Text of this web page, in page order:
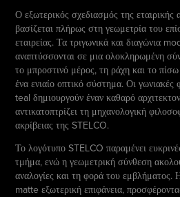
Ο εξωτερικός σχεδιασμός της
βασίζεται πλήρως στη γεωμετρία του
εταιρείας. Τα τριγωνικά και διαγώνια
αναπτύσσονται σε μια ολοκληρωμένη
το μπροστινό μέρος, τη ράχη και το
ένα ενιαίο οπτικό σύστημα. Οι
teal δημιουργούν έναν καθαρό
αντικατοπτρίζει τη μηχανολογική
ακρίβειας της STELCO.
Το λογότυπο STELCO παραμένει
τμήμα, ενώ η γεωμετρική σύνθεση
αναλογίες και τη φορά του εμβλήματος.
matte εξωτερική επιφάνεια,